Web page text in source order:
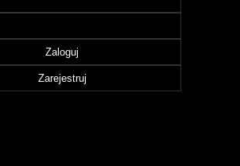
Zaloguj
Zarejestruj